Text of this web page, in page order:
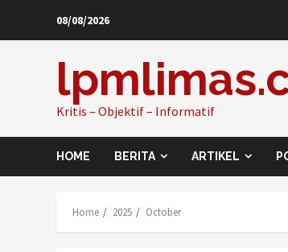
08/08/2026
Kritis – Objektif – Informatif
HOME BERITA ARTIKEL
Home 2025 October